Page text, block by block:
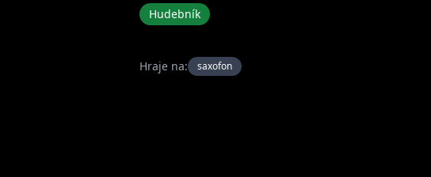
Hudebník
Hraje na: saxofon